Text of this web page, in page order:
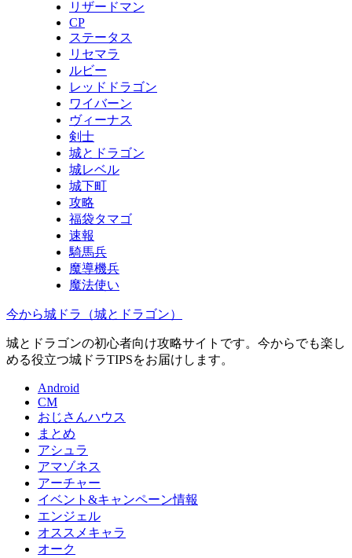
リザードマン
CP
ステータス
リセマラ
ルビー
レッドドラゴン
ワイバーン
ヴィーナス
剣士
城とドラゴン
城レベル
城下町
攻略
福袋タマゴ
速報
騎馬兵
魔導機兵
魔法使い
今から城ドラ（城とドラゴン）
城とドラゴンの初心者向け攻略サイトです。今からでも楽し
める役立つ城ドラTIPSをお届けします。
Android
CM
おじさんハウス
まとめ
アシュラ
アマゾネス
アーチャー
イベント&キャンペーン情報
エンジェル
オススメキャラ
オーク